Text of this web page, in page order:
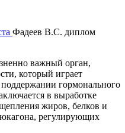
Фадеев В.С. диплом
важный орган,
который играет
гормонального
в выработке
жиров, белков и
регулирующих